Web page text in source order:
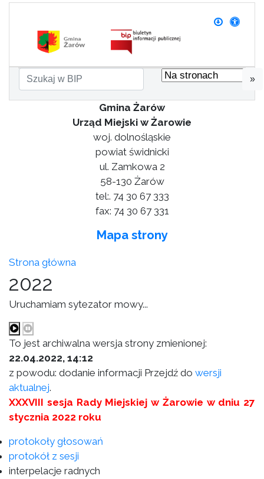
»
Gmina Żarów
Urząd Miejski w Żarowie
woj. dolnośląskie
powiat świdnicki
ul. Zamkowa 2
58-130 Żarów
tel:. 74 30 67 333
fax: 74 30 67 331
Mapa strony
Strona główna
2022
Uruchamiam sytezator mowy...
To jest archiwalna wersja strony zmienionej:
22.04.2022, 14:12
z powodu: dodanie informacji Przejdź do wersji
aktualnej.
XXXVIII sesja Rady Miejskiej w Żarowie w dniu 27
stycznia 2022 roku
protokoły głosowań
protokół z sesji
interpelacje radnych